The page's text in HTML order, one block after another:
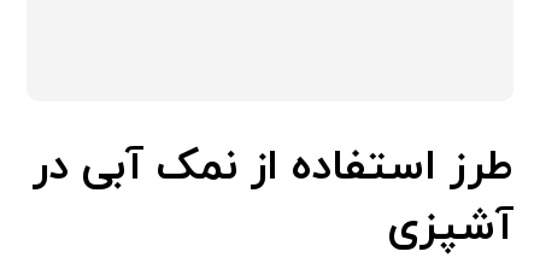
طرز استفاده از نمک آبی در
آشپزی